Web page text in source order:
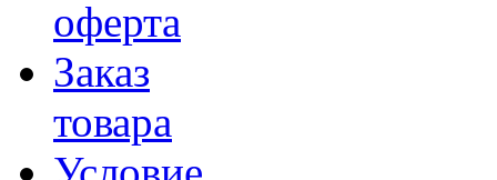
оферта
Заказ
товара